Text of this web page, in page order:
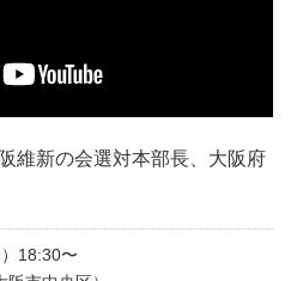
維新の会選対本部長、大阪府
18:30〜